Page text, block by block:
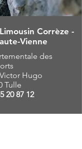
Corrèze -
Vienne
des
Hugo
Tulle
20 87 12